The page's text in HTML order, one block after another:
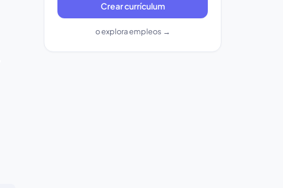
Crear currículum
o explora empleos →